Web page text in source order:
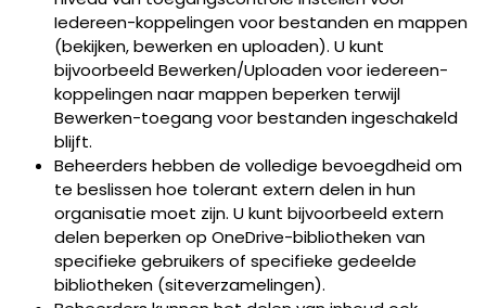
Iedereen-koppelingen voor bestanden en mappen
(bekijken, bewerken en uploaden). U kunt
bijvoorbeeld Bewerken/Uploaden voor iedereen-
koppelingen naar mappen beperken terwijl
Bewerken-toegang voor bestanden ingeschakeld
blijft.
Beheerders hebben de volledige bevoegdheid om
te beslissen hoe tolerant extern delen in hun
organisatie moet zijn. U kunt bijvoorbeeld extern
delen beperken op OneDrive-bibliotheken van
specifieke gebruikers of specifieke gedeelde
bibliotheken (siteverzamelingen).